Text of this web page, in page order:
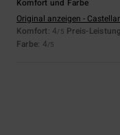
Original anzeigen -
Komfort: 4/5 Preis-
Farbe: 4/5